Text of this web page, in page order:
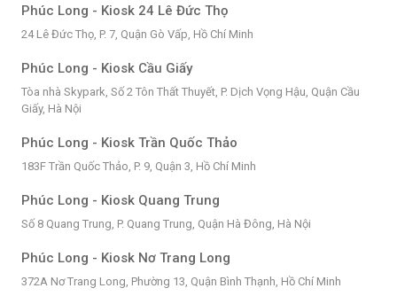
Phúc Long - Kiosk 24 Lê Đức Thọ
24 Lê Đức Thọ, P. 7, Quận Gò Vấp, Hồ Chí Minh
Phúc Long - Kiosk Cầu Giấy
Tòa nhà Skypark, Số 2 Tôn Thất Thuyết, P. Dịch Vọng Hậu, Quận Cầu
Giấy, Hà Nội
Phúc Long - Kiosk Trần Quốc Thảo
183F Trần Quốc Thảo, P. 9, Quận 3, Hồ Chí Minh
Phúc Long - Kiosk Quang Trung
Số 8 Quang Trung, P. Quang Trung, Quận Hà Đông, Hà Nội
Phúc Long - Kiosk Nơ Trang Long
372A Nơ Trang Long, Phường 13, Quận Bình Thạnh, Hồ Chí Minh